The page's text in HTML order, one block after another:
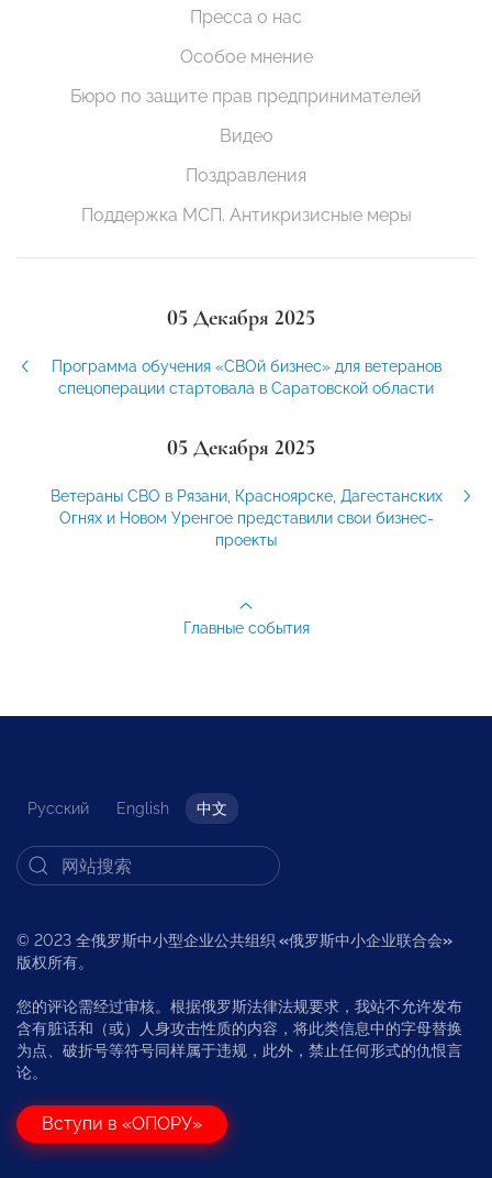
Пресса о нас
Особое мнение
Бюро по защите прав предпринимателей
Видео
Поздравления
Поддержка МСП. Антикризисные меры
05 Декабря 2025
Программа обучения «СВОй бизнес» для ветеранов
спецоперации стартовала в Саратовской области
05 Декабря 2025
Ветераны СВО в Рязани, Красноярске, Дагестанских
Огнях и Новом Уренгое представили свои бизнес-
проекты
Главные события
Русский English 中文
© 2023 全俄罗斯中小型企业公共组织 «俄罗斯中小企业联合会»
版权所有。
您的评论需经过审核。根据俄罗斯法律法规要求，我站不允许发布
含有脏话和（或）人身攻击性质的内容，将此类信息中的字母替换
为点、破折号等符号同样属于违规，此外，禁止任何形式的仇恨言
论。
Вступи в «ОПОРУ»